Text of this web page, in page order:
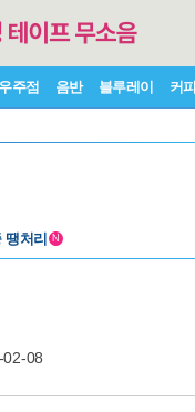
우주점 음반 블루레이 커피
땡처리 N
02-08